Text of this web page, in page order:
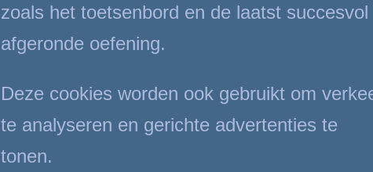
zoals het toetsenbord en de laatst succesvol
afgeronde oefening.
Deze cookies worden ook gebruikt om
te analyseren en gerichte advertenties te
tonen.